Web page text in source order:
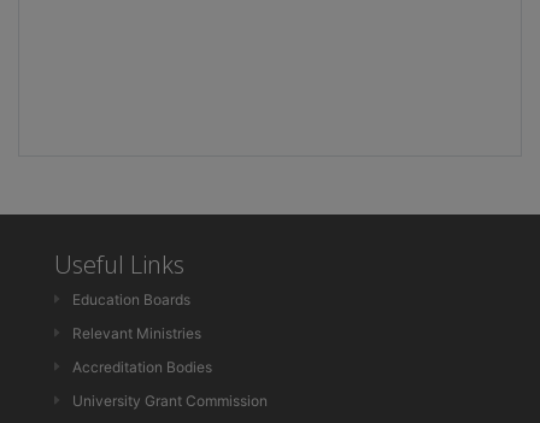
Useful Links
Education Boards
Relevant Ministries
Accreditation Bodies
University Grant Commission